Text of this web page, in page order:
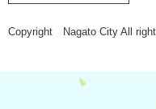
Copyright Nagato City All